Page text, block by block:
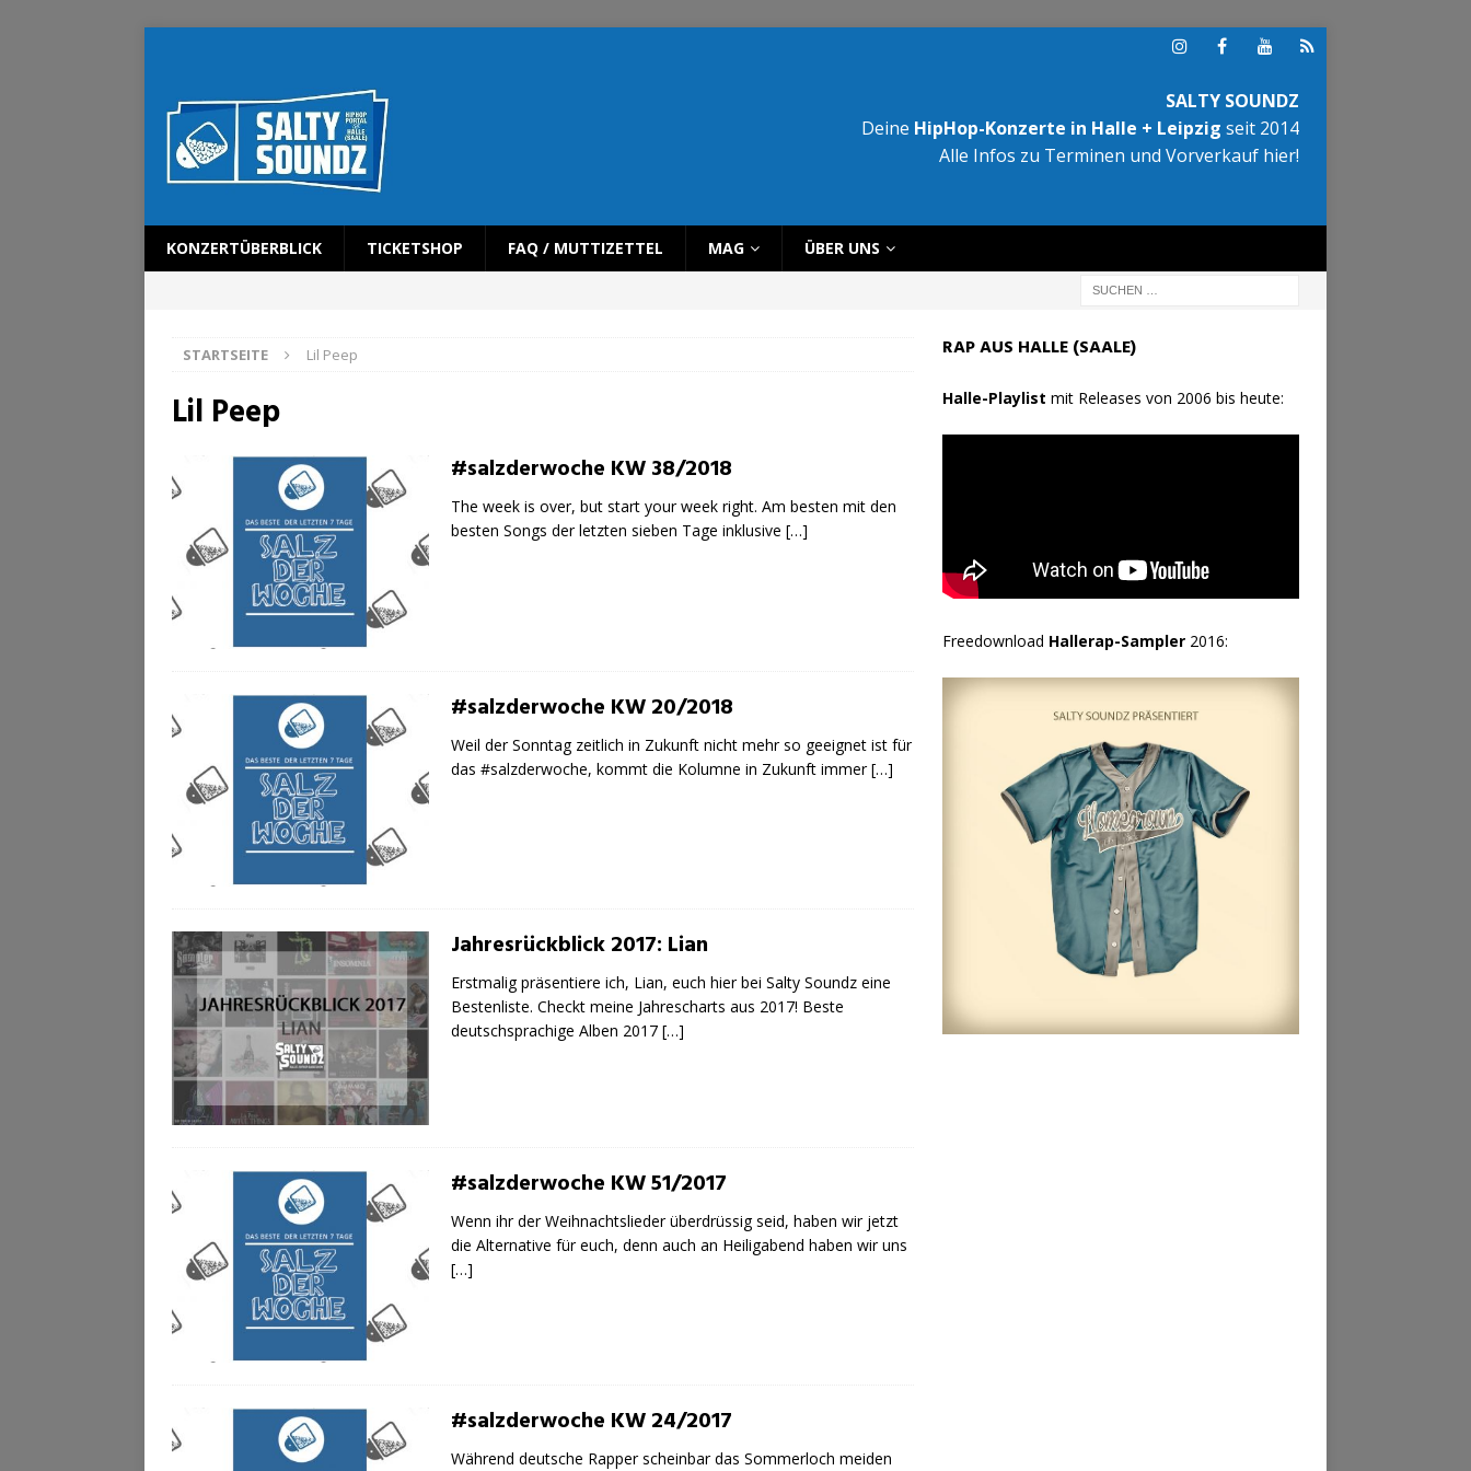
SALTY SOUNDZ
Deine HipHop-Konzerte in Halle + Leipzig seit 2014
Alle Infos zu Terminen und Vorverkauf hier!
KONZERTÜBERBLICK TICKETSHOP FAQ / MUTTIZETTEL MAG ÜBER UNS
STARTSEITE Lil Peep
Lil Peep
#salzderwoche KW 38/2018
The week is over, but start your week right. Am besten mit den
besten Songs der letzten sieben Tage inklusive […]
#salzderwoche KW 20/2018
Weil der Sonntag zeitlich in Zukunft nicht mehr so geeignet ist für
das #salzderwoche, kommt die Kolumne in Zukunft immer[…]
Jahresrückblick 2017: Lian
Erstmalig präsentiere ich, Lian, euch hier bei Salty Soundz eine
Bestenliste. Checkt meine Jahrescharts aus 2017! Beste
deutschsprachige Alben 2017 […]
#salzderwoche KW 51/2017
Wenn ihr der Weihnachtslieder überdrüssig seid, haben wir jetzt
die Alternative für euch, denn auch an Heiligabend haben wir uns
[…]
#salzderwoche KW 24/2017
Während deutsche Rapper scheinbar das Sommerloch meiden
RAP AUS HALLE (SAALE)
Halle-Playlist mit Releases von 2006 bis heute:
Freedownload Hallerap-Sampler2016: